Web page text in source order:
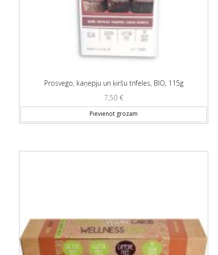
Prosvego, kaņepju un ķiršu trifeles, BIO, 115g
7,50 €
Pievienot grozam